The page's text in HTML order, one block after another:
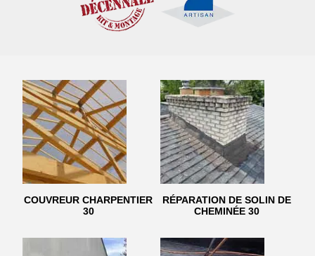
COUVREUR CHARPENTIER
30
RÉPARATION DE SOLIN DE
CHEMINÉE 30